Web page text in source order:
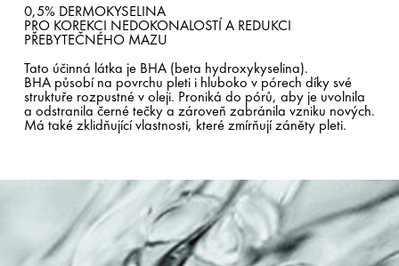
0,5% DERMOKYSELINA
PRO KOREKCI NEDOKONALOSTÍ A REDUKCI
PŘEBYTEČNÉHO MAZU
Tato účinná látka je BHA (beta hydroxykyselina).
BHA působí na povrchu pleti i hluboko v pórech díky své
struktuře rozpustné v oleji. Proniká do pórů, aby je uvolnila
a odstranila černé tečky a zároveň zabránila vzniku nových.
Má také zklidňující vlastnosti, které zmírňují záněty pleti.